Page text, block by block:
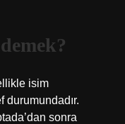
isim
durumundadır.
sonra